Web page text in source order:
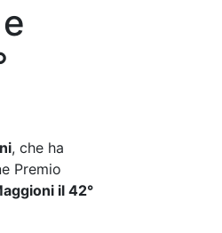
, che ha
Premio
il 42°